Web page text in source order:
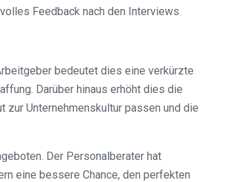
Feedback nach den Interviews.
bedeutet dies eine verkürzte
Darüber hinaus erhöht dies die
Unternehmenskultur passen und die
Der Personalberater hat
eine bessere Chance, den perfekten